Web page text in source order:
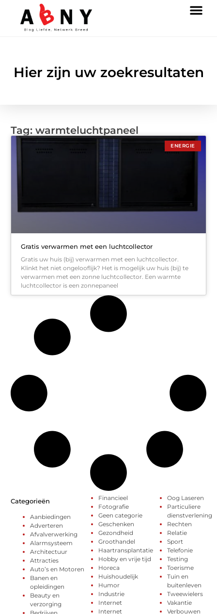
Hier zijn uw zoekresultaten
Tag: warmteluchtpaneel
ENERGIE
Gratis verwarmen met een luchtcollector
Gratis uw huis (bij) verwarmen met een luchtcollector.
Klinkt het niet ongelooflijk? Het is mogelijk uw huis (bij) te
verwarmen met een zonne luchtcollector. Een warmte
luchtcollector is een zonnepaneel
Categorieën
Aanbiedingen
Adverteren
Afvalverwerking
Alarmsysteem
Architectuur
Attracties
Auto’s en Motoren
Banen en
opleidingen
Beauty en
verzorging
Financieel
Fotografie
Geen categorie
Geschenken
Gezondheid
Groothandel
Haartransplantatie
Hobby en vrije tijd
Horeca
Huishoudelijk
Humor
Industrie
Internet
Internet
Oog Laseren
Particuliere
dienstverlening
Rechten
Relatie
Sport
Telefonie
Testing
Toerisme
Tuin en
buitenleven
Tweewielers
Vakantie
Verbouwen